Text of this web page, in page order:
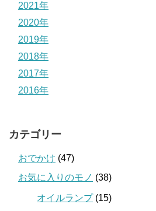
2021年
2020年
2019年
2018年
2017年
2016年
カテゴリー
おでかけ (47)
お気に入りのモノ (38)
オイルランプ(15)